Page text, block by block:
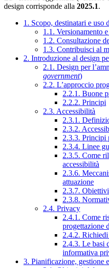
design corrisponde alla 2025.1.
1. Scopo, destinatari e uso
1.1. Versionamento
1.2. Consultazione
1.3. Contribuisci al
2. Introduzione al design
2.1. Design per
government)
2.2. L’approccio
2.2.1. Buone
2.2.2. Principi
2.3. Accessibilità
2.3.1.
2.3.2.
2.3.3. Principi
2.3.4. Linee
2.3.5. Come
accessibilità
2.3.6.
attuazione
2.3.7.
2.3.8.
2.4. Privacy
2.4.1. Come
progettazione
2.4.2. Richiedi
2.4.3. Le basi
informativa
3. Pianificazione, gestione